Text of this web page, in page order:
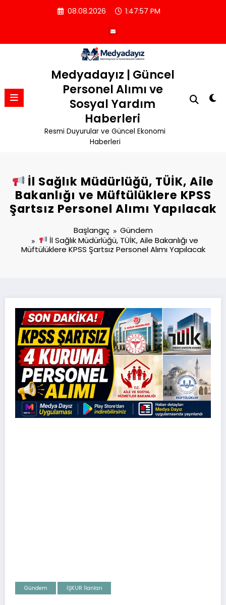
08.08.2026 1:47:58 PM
Medyadayız | Güncel
Personel Alımı ve
Sosyal Yardım
Haberleri
Resmi Duyurular ve Güncel Ekonomi
Haberleri
İl Sağlık Müdürlüğü, TÜİK, Aile
Bakanlığı ve Müftülüklere KPSS
Şartsız Personel Alımı Yapılacak
Başlangıç
Gündem
İl Sağlık Müdürlüğü, TÜİK, Aile Bakanlığı ve
Müftülüklere KPSS Şartsız Personel Alımı Yapılacak
Gündem İŞKUR İlanları